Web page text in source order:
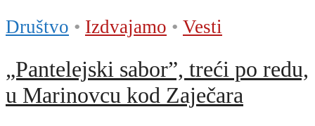
Društvo • Izdvajamo • Vesti
„Pantelejski saborˮ, treći po redu,
u Marinovcu kod Zaječara